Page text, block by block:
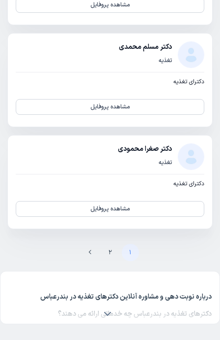
مشاهده پروفایل
دکتر مسلم محمدی
تغذیه
دکترای تغذیه
مشاهده پروفایل
دکتر صغرا محمودی
تغذیه
دکترای تغذیه
مشاهده پروفایل
1
2
درباره نوبت دهی و مشاوره آنلاین دکترهای تغذیه در بندرعباس
دکترهای تغذیه در بندرعباس چه خدماتی ارائه می دهند؟